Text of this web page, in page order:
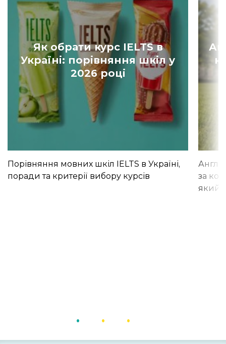
Як обрати курс IELTS в
Україні: порівняння шкіл у
2026 році
Порівняння мовних шкіл IELTS в Україні,
поради та критерії вибору курсів
за
який